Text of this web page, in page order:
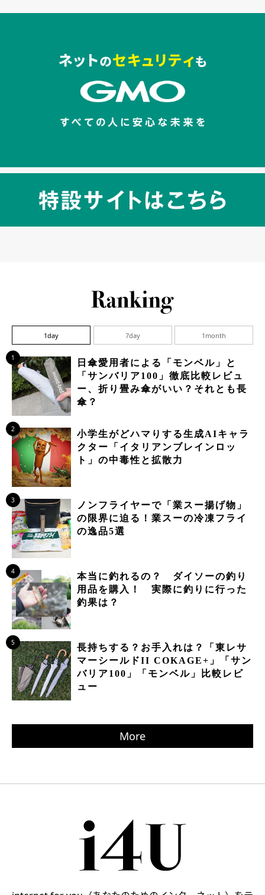
セキュリティキャンペーンでのバナー
1day 7day 1month
1
日傘愛用者による「モンベル」と
「サンバリア100」徹底比較レビュ
ー、折り畳み傘がいい？それとも長
傘？
2
小学生がどハマりする生成AIキャラ
クター「イタリアンブレインロッ
ト」の中毒性と拡散力
3
ノンフライヤーで「業スー揚げ物」
の限界に迫る！業スーの冷凍フライ
の逸品5選
4
本当に釣れるの？ ダイソーの釣り
用品を購入！ 実際に釣りに行った
釣果は？
5
長持ちする？お手入れは？「東レサ
マーシールドII COKAGE+」「サン
バリア100」「モンベル」比較レビ
ュー
More